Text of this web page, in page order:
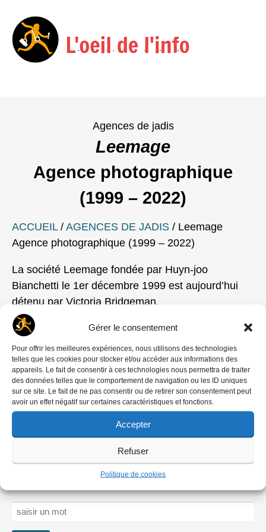
Gérer le consentement
Pour offrir les meilleures expériences, nous utilisons des technologies
telles que les cookies pour stocker et/ou accéder aux informations des
appareils. Le fait de consentir à ces technologies nous permettra de traiter
des données telles que le comportement de navigation ou les ID uniques
sur ce site. Le fait de ne pas consentir ou de retirer son consentement peut
avoir un effet négatif sur certaines caractéristiques et fonctions.
Accepter
Refuser
Politique de cookies
Agences de jadis
Leemage
Agence photographique
(1999 – 2022)
ACCUEIL/ AGENCES DE JADIS / Leemage
Agence photographique (1999 – 2022)
La société Leemage fondée par Huyn-joo
Bianchetti le 1er décembre 1999 est aujourd’hui
détenu par Victoria Bridgeman.
Laisser un commentaire
vous connecterpour publier un
Rechercher :